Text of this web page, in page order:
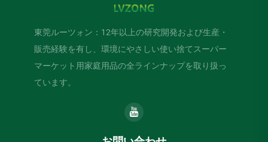
東莞ルーツォン：12年以上の研究開発および生産・
販売経験を有し、環境にやさしい使い捨てスーパー
マーケット用家庭用品の全ラインナップを取り扱っ
ています。